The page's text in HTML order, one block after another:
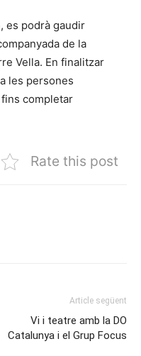
es podrà gaudir
de la
Vella. En finalitzar
les persones
fins completar
Rate this post
Article següent
Vi i teatre amb la DO
Catalunya i el Grup Focus